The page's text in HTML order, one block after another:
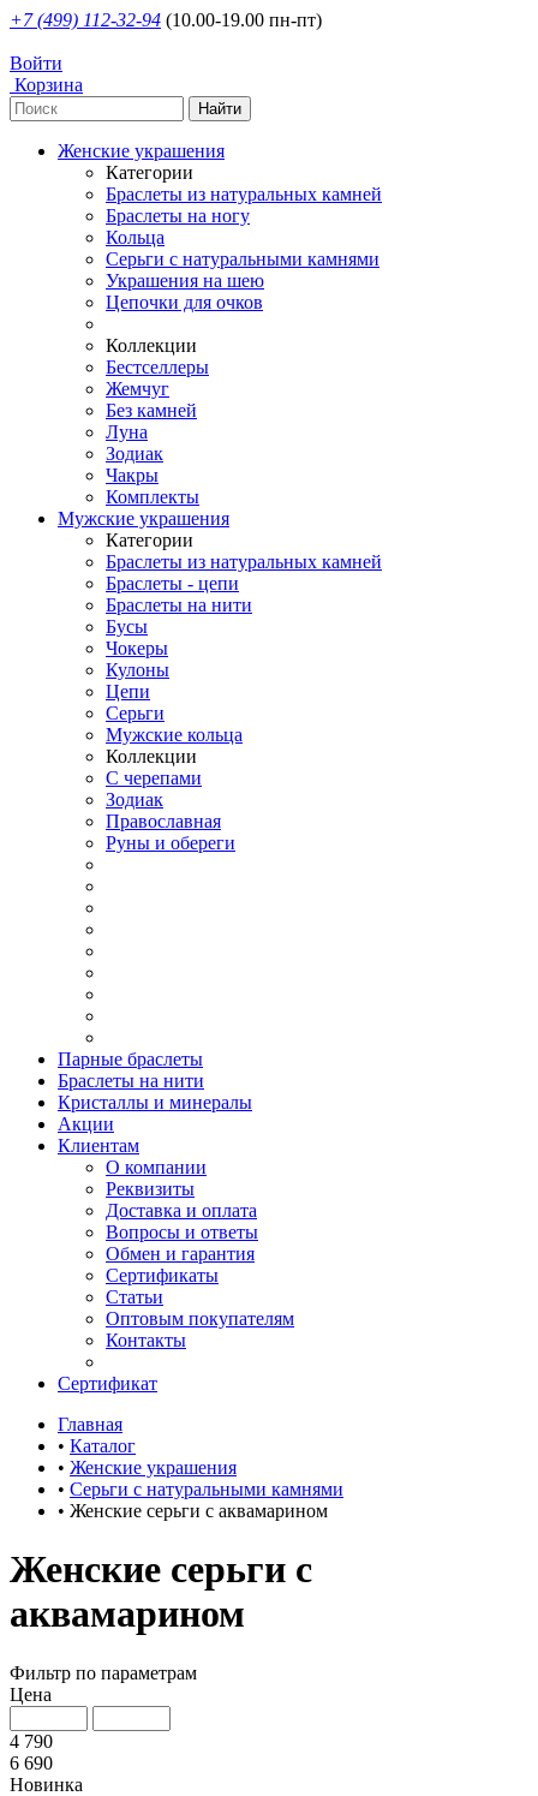
+7 (499) 112-32-94 (10.00-19.00 пн-пт)
Войти
Корзина
Женские украшения
Категории
Браслеты из натуральных камней
Браслеты на ногу
Кольца
Серьги с натуральными камнями
Украшения на шею
Цепочки для очков
Коллекции
Бестселлеры
Жемчуг
Без камней
Луна
Зодиак
Чакры
Комплекты
Мужские украшения
Категории
Браслеты из натуральных камней
Браслеты - цепи
Браслеты на нити
Бусы
Чокеры
Кулоны
Цепи
Серьги
Мужские кольца
Коллекции
С черепами
Зодиак
Православная
Руны и обереги
Парные браслеты
Браслеты на нити
Кристаллы и минералы
Акции
Клиентам
О компании
Реквизиты
Доставка и оплата
Вопросы и ответы
Обмен и гарантия
Сертификаты
Статьи
Оптовым покупателям
Контакты
Сертификат
Главная
• Каталог
• Женские украшения
• Серьги с натуральными камнями
• Женские серьги с аквамарином
Женские серьги с
аквамарином
Фильтр по параметрам
Цена
4 790
6 690
Новинка